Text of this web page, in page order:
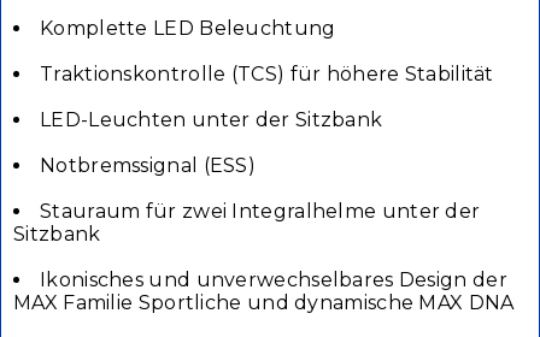
Komplette LED Beleuchtung
Traktionskontrolle (TCS) für höhere Stabilität
LED-Leuchten unter der Sitzbank
Notbremssignal (ESS)
Stauraum für zwei Integralhelme unter der
Sitzbank
Ikonisches und unverwechselbares Design der
MAX Familie Sportliche und dynamische MAX DNA